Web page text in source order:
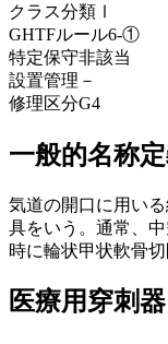
クラス分類 Ⅰ
GHTFルール6-①
特定保守非該当
設置管理 －
修理区分G4
一般的名称
気道の開口に用い
具をいう。通常、
時に輪状甲状軟骨切
医療用穿刺